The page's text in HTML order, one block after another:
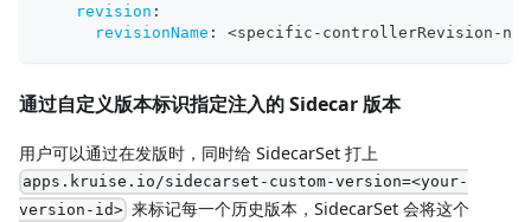
revision :
revisionName : <specific - controllerRevision -
通过自定义版本标识指定注入的 Sidecar 版本
用户可以通过在发版时，同时给 SidecarSet 打上
apps.kruise.io/sidecarset-custom-version=<your-
version-id> 来标记每一个历史版本，SidecarSet 会将这个